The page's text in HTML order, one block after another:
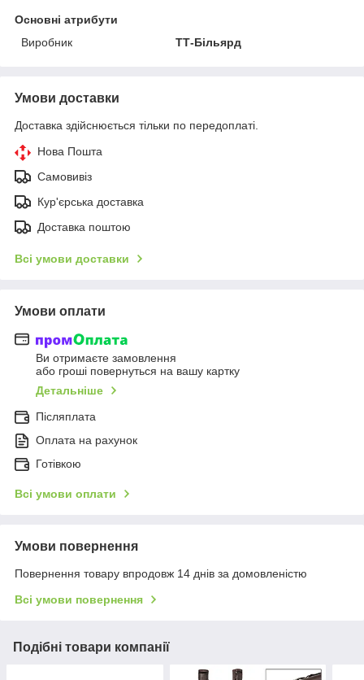
Основні атрибути
Виробник
ТТ-Більярд
Умови доставки
Доставка здійснюється тільки по передоплаті.
Нова Пошта
Самовивіз
Кур'єрська доставка
Доставка поштою
Всі умови доставки
Умови оплати
Ви отримаєте замовлення
або гроші повернуться на вашу картку
Детальніше
Післяплата
Оплата на рахунок
Готівкою
Всі умови оплати
Умови повернення
Повернення товару впродовж 14 днів за домовленістю
Всі умови повернення
Подібні товари компанії